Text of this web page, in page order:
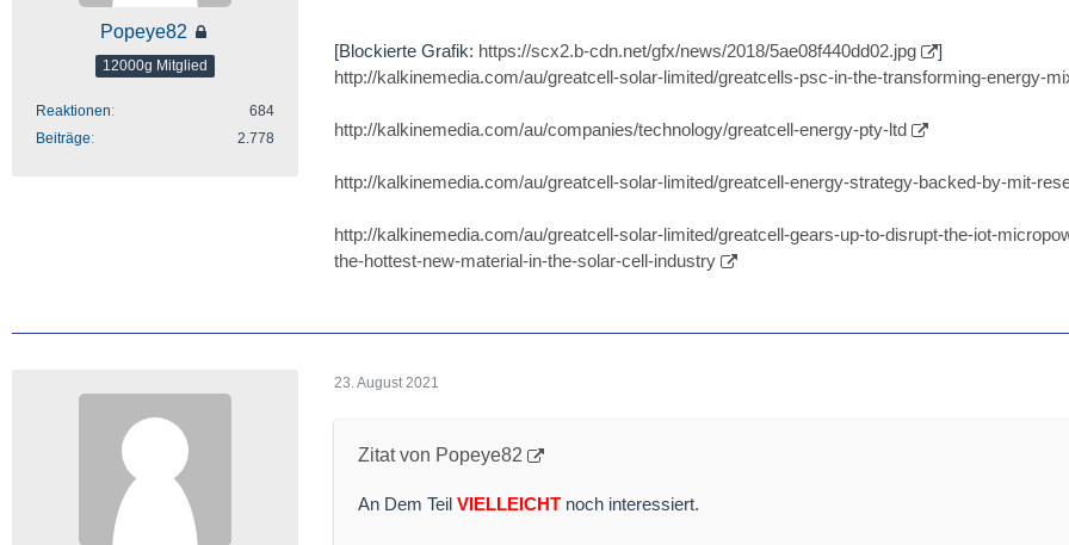
Popeye82
12000g Mitglied
Reaktionen
684
Beiträge
2.778
[Blockierte Grafik: https://scx2.b-cdn.net/gfx/news/2018/5ae08f440dd02.jpg
]
http://kalkinemedia.com/au/greatcell-solar-limited/greatcells-psc-in-the-transforming-energy-
http://kalkinemedia.com/au/companies/technology/greatcell-energy-pty-ltd
http://kalkinemedia.com/au/greatcell-solar-limited/greatcell-energy-strategy-backed-by-mit-
http://kalkinemedia.com/au/greatcell-solar-limited/greatcell-gears-up-to-disrupt-the-iot-
the-hottest-new-material-in-the-solar-cell-industry
23. August 2021
Zitat von Popeye82
An Dem Teil VIELLEICHT noch interessiert.